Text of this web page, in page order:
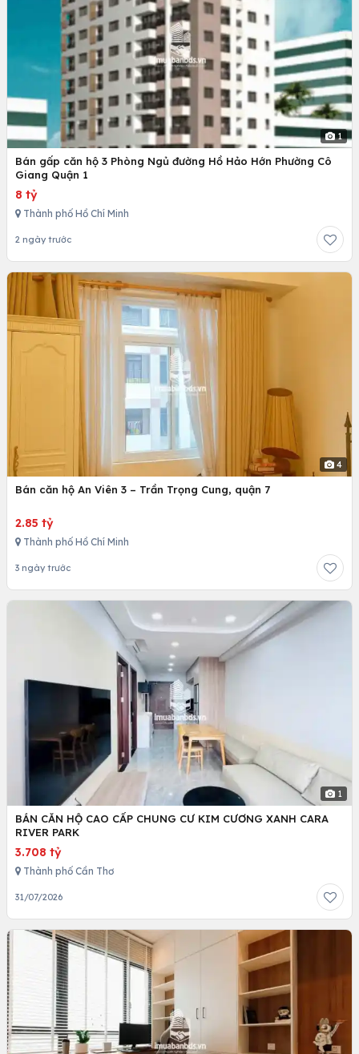
1
Bán gấp căn hộ 3 Phòng Ngủ đường Hồ Hảo Hớn Phường Cô
Giang Quận 1
8 tỷ
Thành phố Hồ Chí Minh
2 ngày trước
4
Bán căn hộ An Viên 3 – Trần Trọng Cung, quận 7
2.85 tỷ
Thành phố Hồ Chí Minh
3 ngày trước
1
BÁN CĂN HỘ CAO CẤP CHUNG CƯ KIM CƯƠNG XANH CARA
RIVER PARK
3.708 tỷ
Thành phố Cần Thơ
31/07/2026